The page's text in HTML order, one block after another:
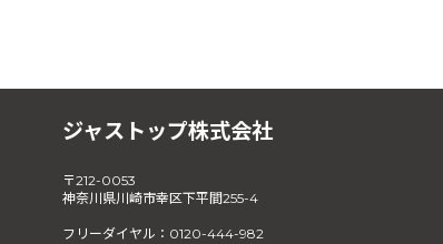
ジャストップ株式会社
〒212-0053
神奈川県川崎市幸区下平間255-4
フリーダイヤル：0120-444-982